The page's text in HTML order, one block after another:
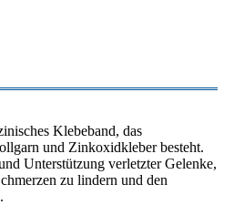
Klebeband, das
und Zinkoxidkleber besteht.
Unterstützung verletzter Gelenke,
zu lindern und den